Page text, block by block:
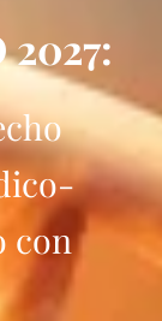
2027:
con